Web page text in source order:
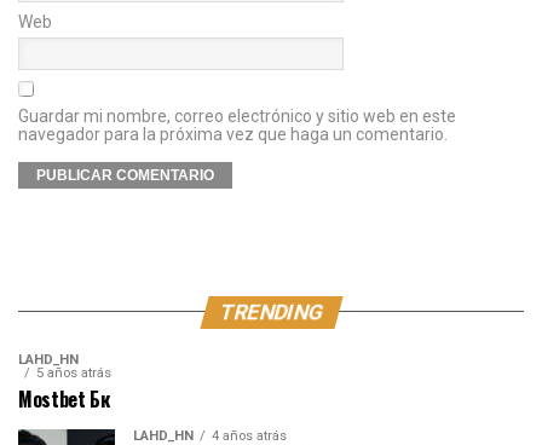
Web
Guardar mi nombre, correo electrónico y sitio web en este
navegador para la próxima vez que haga un comentario.
TRENDING
LAHD_HN
5 años atrás
Mostbet Бк
LAHD_HN 4 años atrás